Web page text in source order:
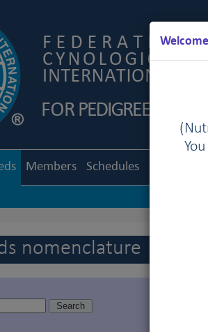
Members Schedules
nomenclature